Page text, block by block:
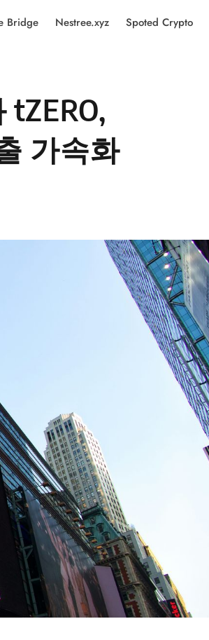
Bridge Nestree.xyz Spoted Crypto
tZERO,
가속화